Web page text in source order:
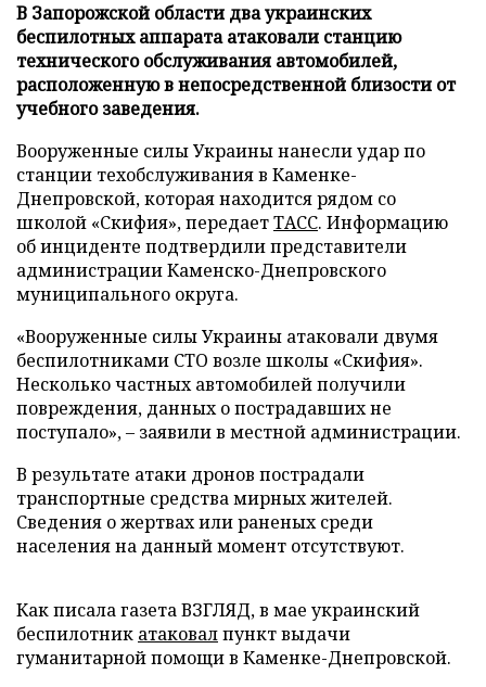
В Запорожской области два украинских
беспилотных аппарата атаковали станцию
технического обслуживания автомобилей,
расположенную в непосредственной близости от
учебного заведения.
Вооруженные силы Украины нанесли удар по
станции техобслуживания в Каменке-
Днепровской, которая находится рядом со
школой «Скифия», передаетТАСС. Информацию
об инциденте подтвердили представители
администрации Каменско-Днепровского
муниципального округа.
«Вооруженные силы Украины атаковали двумя
беспилотниками СТО возле школы «Скифия».
Несколько частных автомобилей получили
повреждения, данных о пострадавших не
поступало», – заявили в местной администрации.
В результате атаки дронов пострадали
транспортные средства мирных жителей.
Сведения о жертвах или раненых среди
населения на данный момент отсутствуют.
Как писала газета ВЗГЛЯД, в мае украинский
беспилотник атаковалпункт выдачи
гуманитарной помощи в Каменке-Днепровской.